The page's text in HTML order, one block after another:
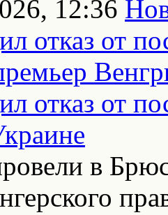
12:36
отказ от
в